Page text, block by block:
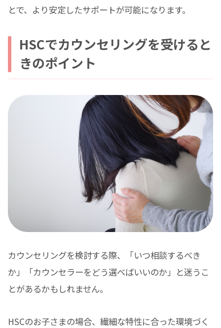
とで、より安定したサポートが可能になります。
HSCでカウンセリングを受けると
きのポイント
カウンセリングを検討する際、「いつ相談するべき
か」「カウンセラーをどう選べばいいのか」と迷うこ
とがあるかもしれません。
HSCのお子さまの場合、繊細な特性に合った環境づく